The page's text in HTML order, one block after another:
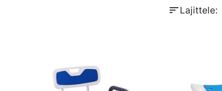
sortLajittele: